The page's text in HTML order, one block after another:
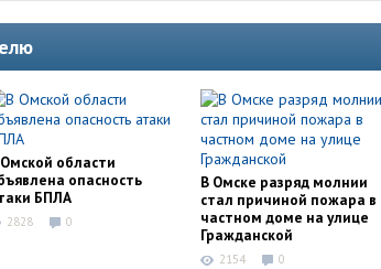
области
опасность
БПЛА
2828 0
В Омске разряд молнии
стал причиной пожара в
частном доме на улице
Гражданской
2154 0